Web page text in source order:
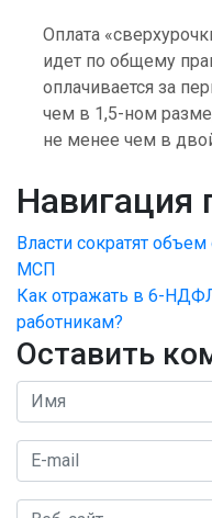
Оплата
идет по общему
оплачивается за
чем в 1,5-ном
не менее чем в
Навигация
Власти сократят
МСП
Как отражать в 6-
работникам?
Оставить